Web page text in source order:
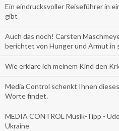
Ein eindrucksvoller Reiseführer in
gibt
Auch das noch! Carsten
berichtet von Hunger und Armut in
Wie erkläre ich meinem Kind den
Media Control schenkt Ihnen
Worte findet.
MEDIA CONTROL Musik-Tipp -
Ukraine